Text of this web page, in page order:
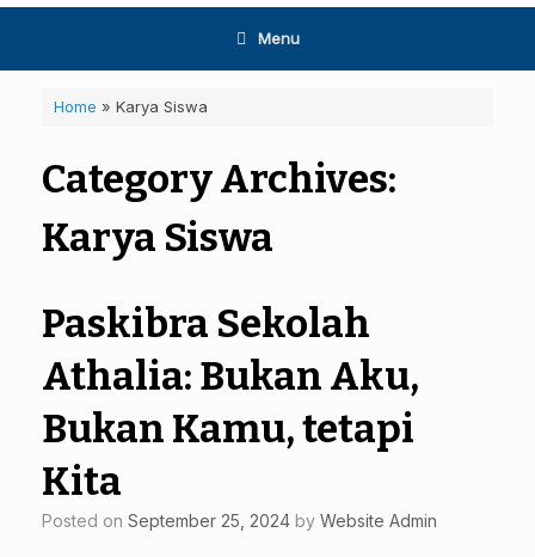
Menu
Home » Karya Siswa
Category Archives:
Karya Siswa
Paskibra Sekolah
Athalia: Bukan Aku,
Bukan Kamu, tetapi
Kita
Posted on September 25, 2024 by Website Admin